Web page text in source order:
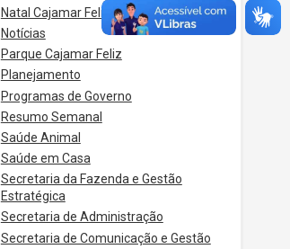
Natal Cajamar Feliz
Notícias
Parque Cajamar Feliz
Planejamento
Programas de Governo
Resumo Semanal
Saúde Animal
Saúde em Casa
Secretaria da Fazenda e Gestão
Estratégica
Secretaria de Administração
Secretaria de Comunicação e Gestão